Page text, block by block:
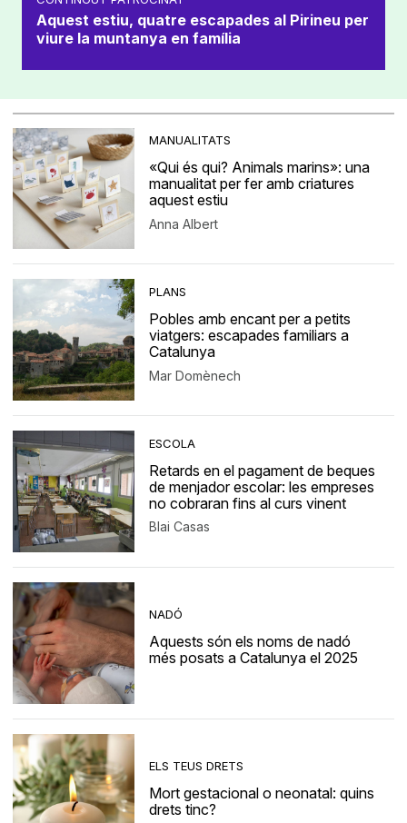
Aquest estiu, quatre escapades al Pirineu per
viure la muntanya en família
MANUALITATS
«Qui és qui? Animals marins»: una
manualitat per fer amb criatures
aquest estiu
Anna Albert
PLANS
Pobles amb encant per a petits
viatgers: escapades familiars a
Catalunya
Mar Domènech
ESCOLA
Retards en el pagament de beques
de menjador escolar: les empreses
no cobraran fins al curs vinent
Blai Casas
NADÓ
Aquests són els noms de nadó
més posats a Catalunya el 2025
ELS TEUS DRETS
Mort gestacional o neonatal: quins
drets tinc?